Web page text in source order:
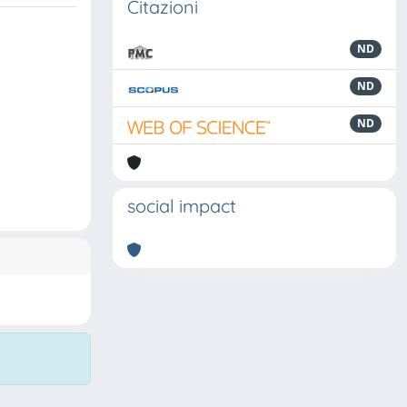
Citazioni
ND
ND
ND
social impact